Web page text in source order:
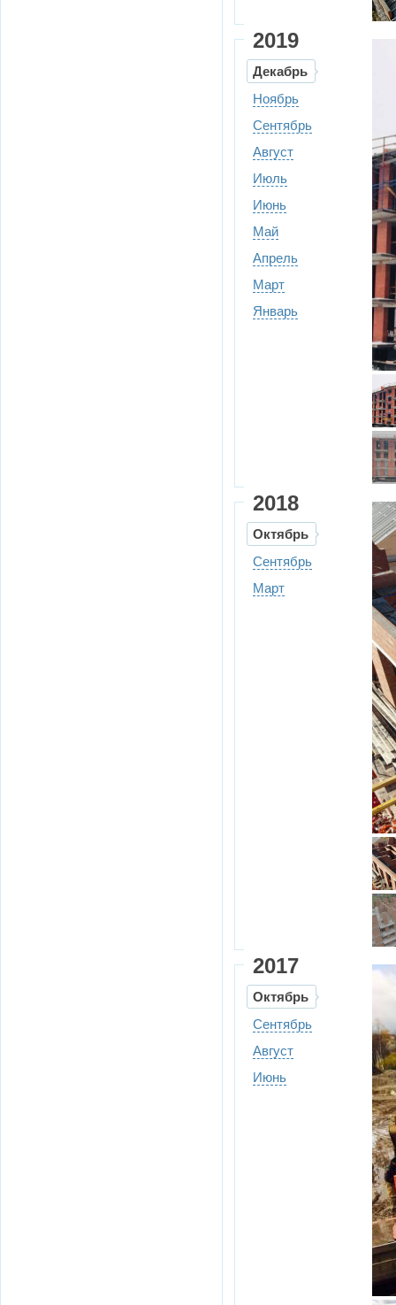
2019
Декабрь
Ноябрь
Сентябрь
Август
Июль
Июнь
Май
Апрель
Март
Январь
2018
Октябрь
Сентябрь
Март
2017
Октябрь
Сентябрь
Август
Июнь